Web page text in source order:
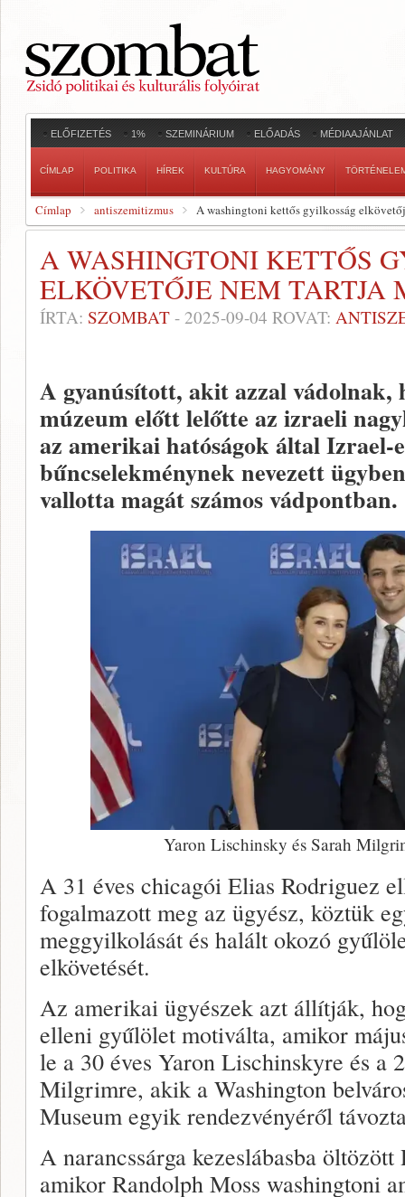
ELŐFIZETÉS 1% SZEMINÁRIUM ELŐADÁS MÉDIAAJÁNLAT
CÍMLAP POLITIKA HÍREK KULTÚRA HAGYOMÁNY
Címlap antiszemitizmus A washingtoni kettős gyilkosság
A WASHINGTONI KETTŐS
ELKÖVETŐJE NEM TARTJA
ÍRTA: SZOMBAT - 2025-09-04 ROVAT:
A gyanúsított, akit azzal vádolnak,
múzeum előtt lelőtte az izraeli
az amerikai hatóságok által Izrael-
bűncselekménynek nevezett
vallotta magát számos vádpontban.
Yaron Lischinsky és Sarah
A 31 éves chicagói Elias Rodriguez
fogalmazott meg az ügyész, köztük
meggyilkolását és halált okozó
elkövetését.
Az amerikai ügyészek azt állítják,
elleni gyűlölet motiválta, amikor
le a 30 éves Yaron Lischinskyre és a
Milgrimre, akik a Washington
Museum egyik rendezvényéről
A narancssárga kezeslábasba
amikor Randolph Moss washingtoni